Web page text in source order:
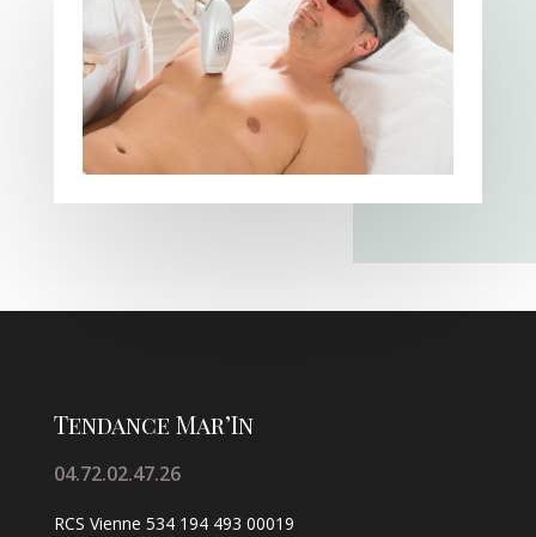
Tendance Mar’In
04.72.02.47.26
RCS Vienne 534 194 493 00019